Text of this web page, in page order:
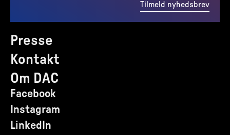
Presse
Kontakt
Om DAC
Facebook
Instagram
LinkedIn
Tilmeld nyhedsbrev